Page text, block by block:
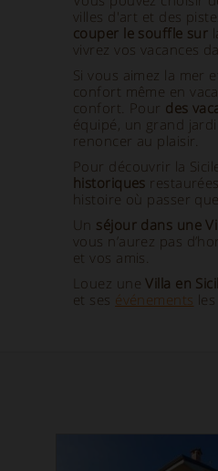
villes d'art et des
couper le souffle sur
vivrez vos vacances
Si vous aimez la mer
confort même en
confort. Pour des
équipé, un grand
renoncer au plaisir.
Pour découvrir la
historiques
histoire où passer
Un séjour dans une
vous n’aurez pas
et vos amis.
Louez uneVilla en
et ses événements